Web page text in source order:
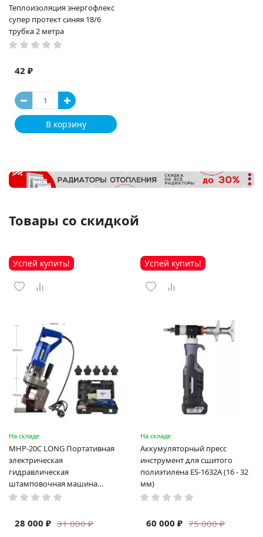
Теплоизоляция энергофлекс
супер протект синяя 18/6
трубка 2 метра
42 ₽
В корзину
Товары со скидкой
Успей купить!
На складе
MHP-20C LONG Портативная
электрическая
гидравлическая
штамповочная машина
высокая мощность и мощный
машина
31 000 ₽
28 000 ₽
Успей купить!
На складе
Аккумуляторный пресс
инструмент для сшитого
полиэтилена ES-1632A (16 - 32
мм)
75 000 ₽
60 000 ₽